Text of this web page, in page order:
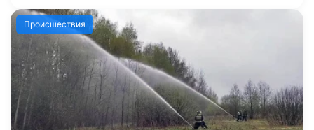
Происшествия